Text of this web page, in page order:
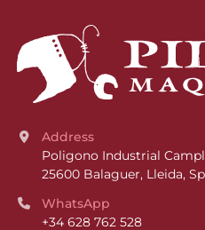
Address
Poligono Industrial
25600 Balaguer, Lleida,
WhatsApp
+34 628 762 528